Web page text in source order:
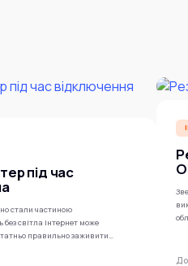
під час
стали частиною
світла інтернет може
правильно заживити